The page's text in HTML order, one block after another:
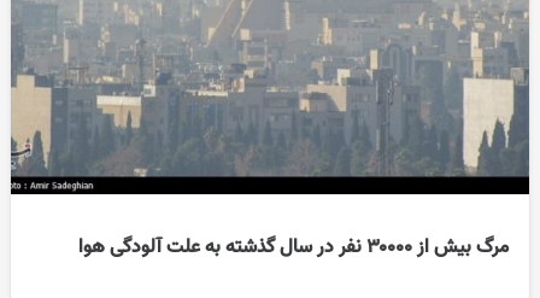
مرگ بیش از ۳۰۰۰۰ نفر در سال گذشته به علت آلودگی هوا